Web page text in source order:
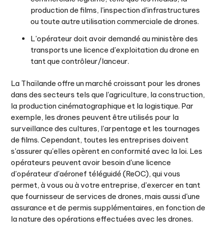
production de films, l'inspection d'infrastructures
ou toute autre utilisation commerciale de drones.
L'opérateur doit avoir demandé au ministère des
transports une licence d'exploitation du drone en
tant que contrôleur/lanceur.
La Thaïlande offre un marché croissant pour les drones
dans des secteurs tels que l'agriculture, la construction,
la production cinématographique et la logistique. Par
exemple, les drones peuvent être utilisés pour la
surveillance des cultures, l'arpentage et les tournages
de films. Cependant, toutes les entreprises doivent
s'assurer qu'elles opèrent en conformité avec la loi. Les
opérateurs peuvent avoir besoin d'une licence
d'opérateur d'aéronef téléguidé (ReOC), qui vous
permet, à vous ou à votre entreprise, d'exercer en tant
que fournisseur de services de drones, mais aussi d'une
assurance et de permis supplémentaires, en fonction de
la nature des opérations effectuées avec les drones.